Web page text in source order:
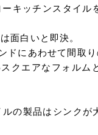
キッチンスタイ
面白いと即決。
ドにあわせて間取
クエアなフォル
の製品はシンク